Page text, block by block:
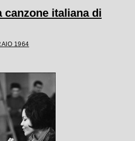
canzone italiana di
1964